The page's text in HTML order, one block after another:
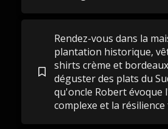
Rendez-vous dans la
plantation historique,
shirts crème et
déguster des plats du
qu'oncle Robert évoque
complexe et la résilience